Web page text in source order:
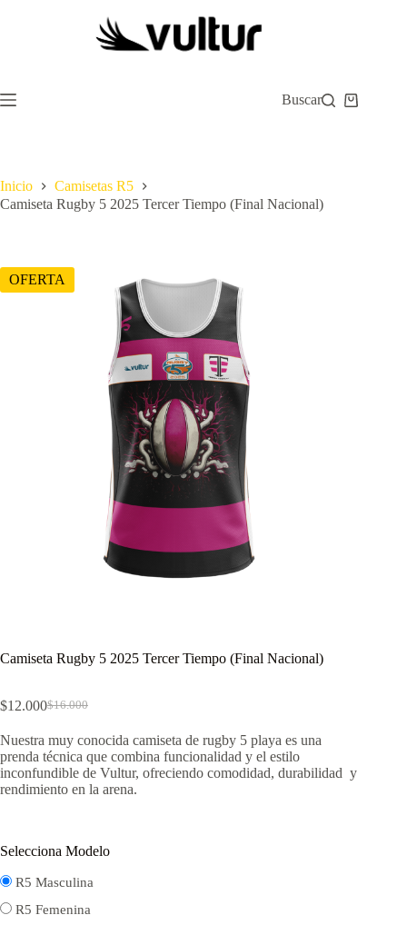
Buscar
Carro
Inicio
Camisetas R5
Camiseta Rugby 5 2025 Tercer Tiempo (Final Nacional)
OFERTA
Camiseta Rugby 5 2025 Tercer Tiempo (Final Nacional)
$16.000
El
original
era:
$16.000.
$12.000El
actual
es:
$12.000.
Nuestra muy conocida camiseta de rugby 5 playa es una
prenda técnica que combina funcionalidad y el estilo
inconfundible de Vultur, ofreciendo comodidad, durabilidad y
rendimiento en la arena.
Selecciona Modelo
R5 Masculina
R5 Femenina